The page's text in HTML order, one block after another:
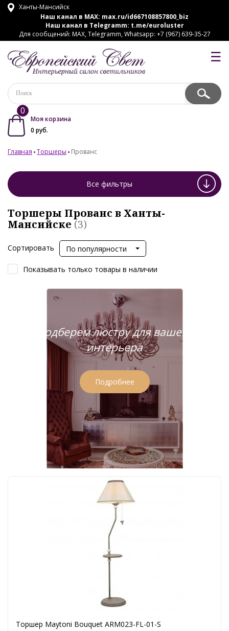
Ханты-Мансийск
Наш канал в MAX: max.ru/id667108857800_biz
Наш канал в Telegramm: t.me/euroluster
Для сообщений: MAX, Telegramm, Whatsapp: +7 (967) 639-35-27
☰
0
Моя корзина
0 руб.
Главная Торшеры Прованс
Все фильтры
Торшеры Прованс в Ханты-
Мансийске(3)
Сортировать По популярности
Показывать только товары в наличии
Подберем люстру для вашего
интерьера
Подробнее
Торшер Maytoni Bouquet ARM023-FL-01-S